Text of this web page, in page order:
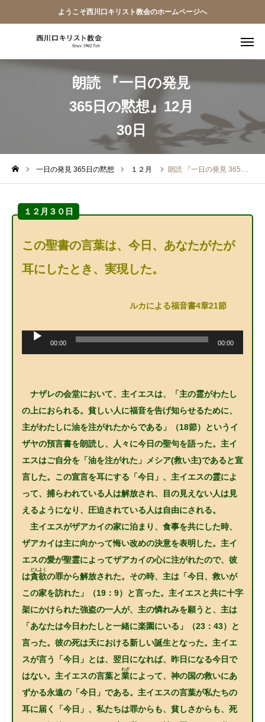
ようこそ西川口キリスト教会のホームページへ
朗読 『一日の発見
365日の黙想』12月
30日
一日の発見 365日の黙想 １２月 朗読 『一日の発見 365日の黙想』12月30日
１２月３０日
この聖書の言葉は、今日、あなたがたが
耳にしたとき、実現した。
ルカによる福音書4章21節
00:00 00:00
ナザレの会堂において、主イエスは、「主の霊がわたし
の上におられる。貧しい人に福音を告げ知らせるために、
主がわたしに油を注がれたからである」（18節）というイ
ザヤの預言書を朗読し、人々に今日の聖句を語った。主イ
エスはご自分を「油を注がれた」メシア(救い主)であると宣
言した。この宣言を耳にする「今日」、主イエスの霊によ
って、捕らわれている人は解放され、目の見えない人は見
えるようになり、圧迫されている人は自由にされる。
主イエスがザアカイの家に泊まり、食事を共にした時、
ザアカイは主に向かって悔い改めの決意を表明した。主イ
エスの愛が聖霊によってザアカイの心に注がれたので、彼
は貪欲
どんよく
の罪から解放された。その時、主は「今日、救いが
この家を訪れた」（19：9）と言った。主イエスと共に十字
架にかけられた強盗の一人が、主の憐れみを願うと、主は
「あなたは今日わたしと一緒に楽園にいる」（23：43）と
言った。彼の死は天における新しい誕生となった。主イエ
スが言う「今日」とは、翌日になれば、昨日になる今日で
はない。主イエスの言葉と業
わざ
によって、神の国の救いにあ
ずかる永遠の「今日」である。主イエスの言葉が私たちの
耳に届く「今日」、私たちは罪からも、貧しさからも、死
教会員ページ
ようこそ桜並木の教会へ
西川口キリスト教会 信仰告白